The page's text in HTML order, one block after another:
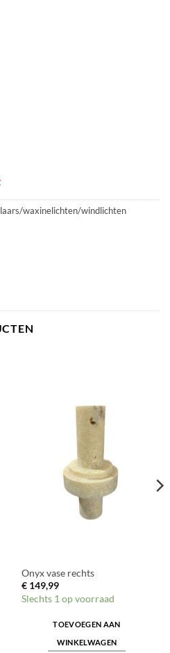
waxinelichten/windlichten
Onyx vase rechts
€149,99
Slechts 1 op voorraad
TOEVOEGEN AAN
WINKELWAGEN